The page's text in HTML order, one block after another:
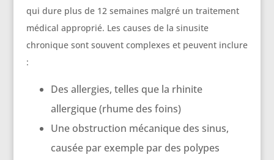
qui dure plus de 12 semaines malgré un traitement
médical approprié. Les causes de la sinusite
chronique sont souvent complexes et peuvent inclure
:
Des allergies, telles que la rhinite
allergique (rhume des foins)
Une obstruction mécanique des sinus,
causée par exemple par des polypes